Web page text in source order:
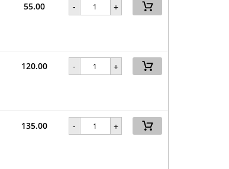
55.00 - +
120.00 - +
135.00 - +